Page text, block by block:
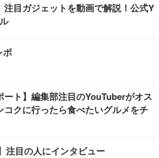
注目ガジェットを動画で解説！公式Y
ポ
ート】編集部注目のYouTuberがオス
コクに行ったら食べたいグルメをチ
注目の人にインタビュー